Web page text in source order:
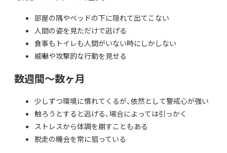
部屋の隅やベッドの下に隠れて出てこない
人間の姿を見ただけで逃げる
食事もトイレも人間がいない時にしかしない
威嚇や攻撃的な行動を見せる
数週間～数ヶ月
少しずつ環境に慣れてくるが、依然として警戒心が強い
触ろうとすると逃げる、場合によっては引っかく
ストレスから体調を崩すこともある
脱走の機会を常に狙っている